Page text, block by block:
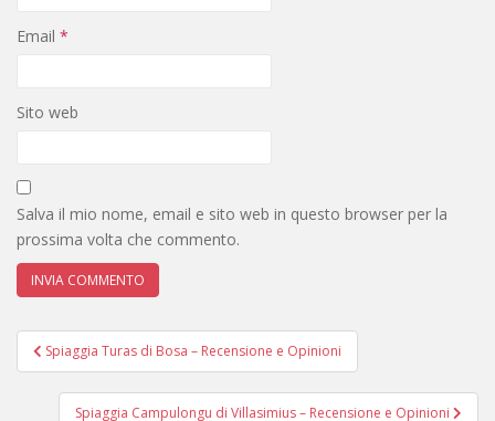
Email *
Sito web
Salva il mio nome, email e sito web in questo browser per la
prossima volta che commento.
Navigazione
articoli
Spiaggia Turas di Bosa – Recensione e Opinioni
Spiaggia Campulongu di Villasimius – Recensione e Opinioni